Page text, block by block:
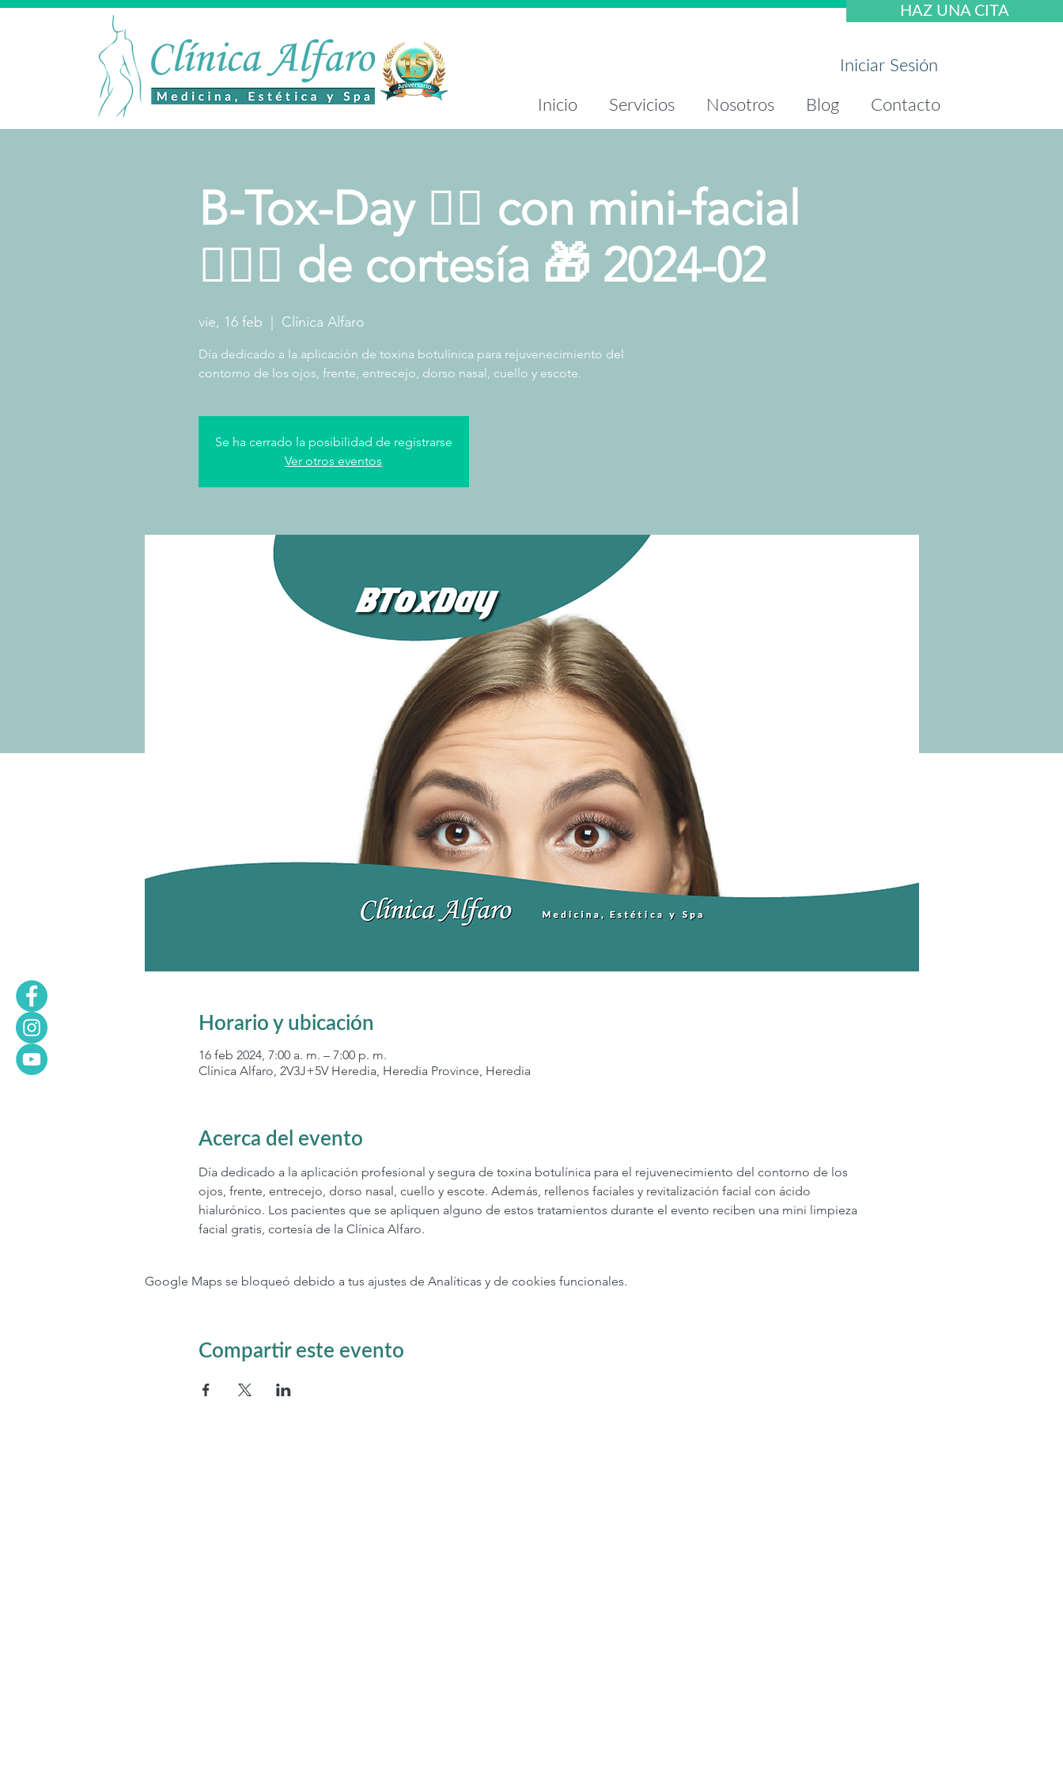
HAZ UNA CITA
Iniciar Sesión
Inicio Servicios Nosotros Blog Contacto
B-Tox-Day 👩‍⚕️ con mini-facial
🧖🏻‍♀️ de cortesía 🎁 2024-02
vie, 16 feb Clínica Alfaro
Día dedicado a la aplicación de toxina botulínica para rejuvenecimiento del
contorno de los ojos, frente, entrecejo, dorso nasal, cuello y escote.
Se ha cerrado la posibilidad de registrarse
Ver otros eventos
Horario y ubicación
16 feb 2024, 7:00 a. m. – 7:00 p. m.
Clínica Alfaro, 2V3J+5V Heredia, Heredia Province, Heredia
Acerca del evento
Día dedicado a la aplicación profesional y segura de toxina botulínica para el rejuvenecimiento del contorno de los
ojos, frente, entrecejo, dorso nasal, cuello y escote. Además, rellenos faciales y revitalización facial con ácido
hialurónico. Los pacientes que se apliquen alguno de estos tratamientos durante el evento reciben una mini limpieza
facial gratis, cortesía de la Clínica Alfaro.
Google Maps se bloqueó debido a tus ajustes de Analíticas y de cookies funcionales.
Compartir este evento